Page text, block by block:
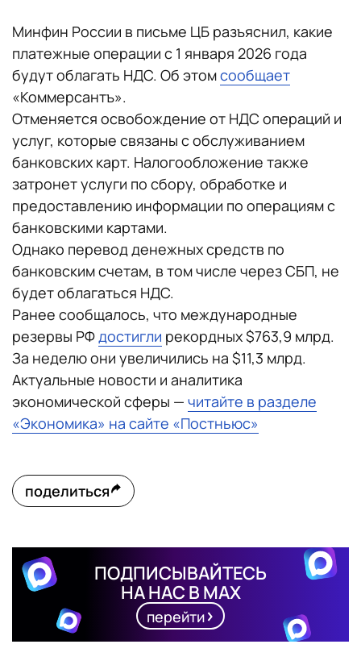
Минфин России в письме ЦБ разъяснил, какие
платежные операции с 1 января 2026 года
будут облагать НДС. Об этомсообщает
«Коммерсантъ».
Отменяется освобождение от НДС операций и
услуг, которые связаны с обслуживанием
банковских карт. Налогообложение также
затронет услуги по сбору, обработке и
предоставлению информации по операциям с
банковскими картами.
Однако перевод денежных средств по
банковским счетам, в том числе через СБП, не
будет облагаться НДС.
Ранее сообщалось, что международные
резервы РФдостигли рекордных $763,9 млрд.
За неделю они увеличились на $11,3 млрд.
Актуальные новости и аналитика
экономической сферы — читайте в разделе
«Экономика» на сайте «Постньюс»
поделиться
ПОДПИСЫВАЙТЕСЬ
НА НАС В MAX
перейти